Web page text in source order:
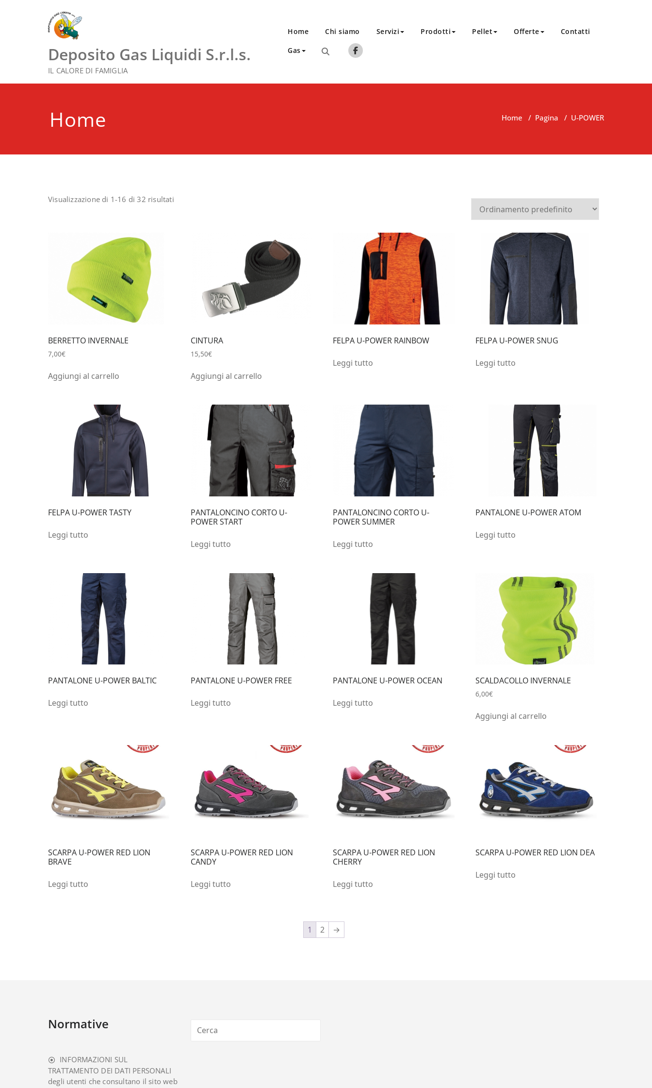
Deposito Gas Liquidi S.r.l.s.
IL CALORE DI FAMIGLIA
Home Chi siamo Servizi Prodotti Pellet Offerte Contatti
Gas
Home Home / Pagina / U-POWER
Visualizzazione di 1-16 di 32 risultati
BERRETTO INVERNALE
7,00€
Aggiungi al carrello
CINTURA
15,50€
Aggiungi al carrello
FELPA U-POWER RAINBOW
Leggi tutto
FELPA U-POWER SNUG
Leggi tutto
FELPA U-POWER TASTY
Leggi tutto
PANTALONCINO CORTO U-
POWER START
Leggi tutto
PANTALONCINO CORTO U-
POWER SUMMER
Leggi tutto
PANTALONE U-POWER ATOM
Leggi tutto
PANTALONE U-POWER BALTIC
Leggi tutto
PANTALONE U-POWER FREE
Leggi tutto
PANTALONE U-POWER OCEAN
Leggi tutto
SCALDACOLLO INVERNALE
6,00€
Aggiungi al carrello
SCARPA U-POWER RED LION
BRAVE
Leggi tutto
SCARPA U-POWER RED LION
CANDY
Leggi tutto
SCARPA U-POWER RED LION
CHERRY
Leggi tutto
SCARPA U-POWER RED LION DEA
Leggi tutto
1 2 →
Normative
INFORMAZIONI SUL
TRATTAMENTO DEI DATI PERSONALI
degli utenti che consultano il sito web